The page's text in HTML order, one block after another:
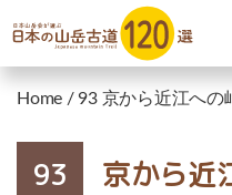
Home / 93 京から近江への
93
京から近